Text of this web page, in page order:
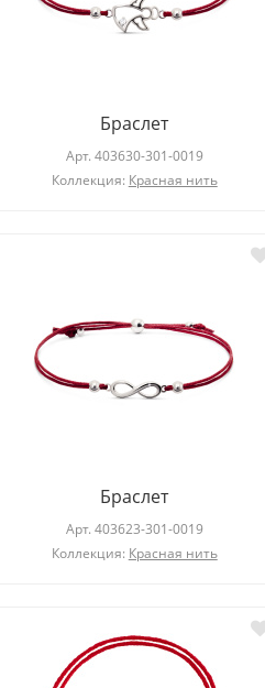
Браслет
Арт. 403630-301-0019
Коллекция: Красная нить
Браслет
Арт. 403623-301-0019
Коллекция: Красная нить